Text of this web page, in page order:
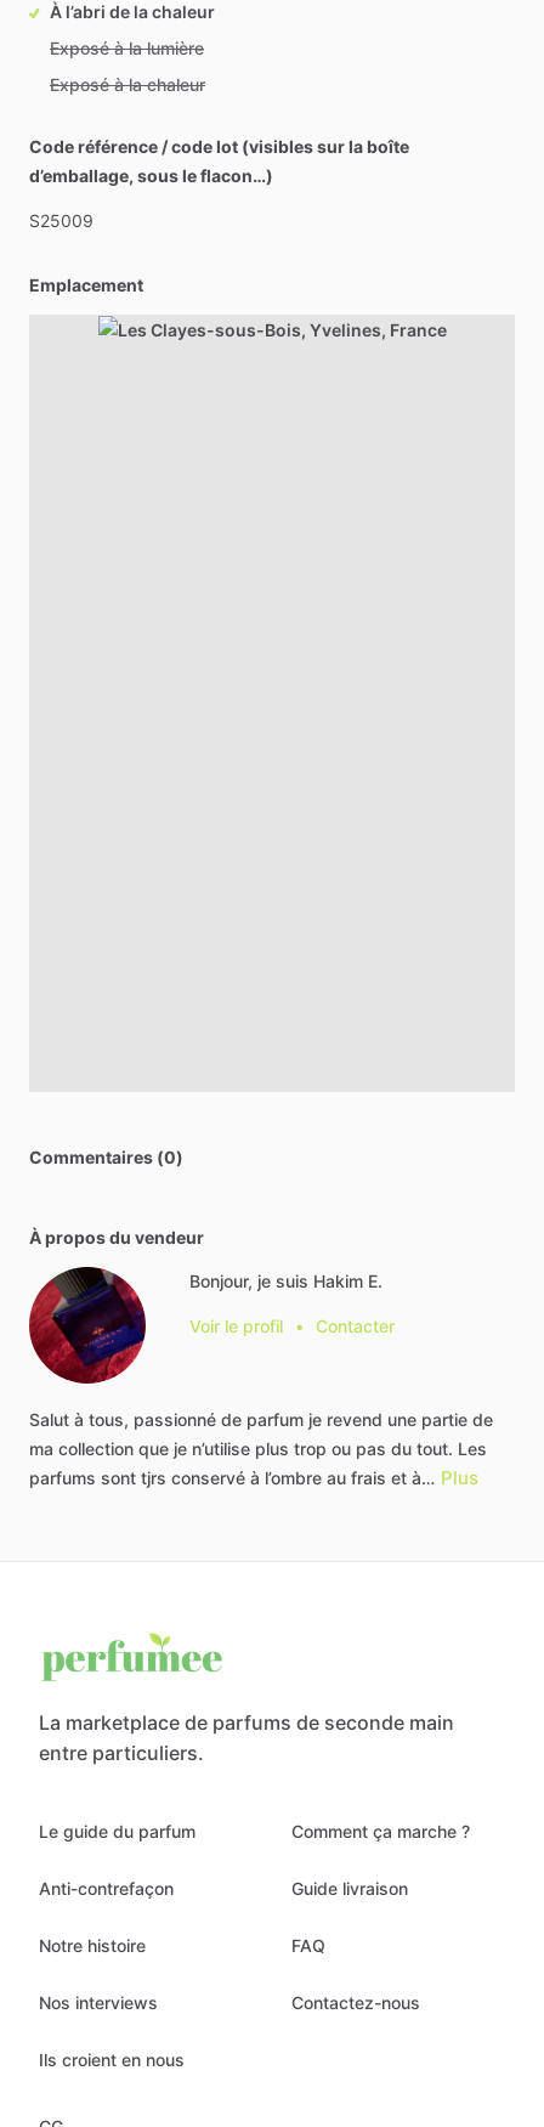
À l’abri de la chaleur
Exposé à la lumière
Exposé à la chaleur
Code référence / code lot (visibles sur la boîte
d’emballage, sous le flacon…)
S25009
Emplacement
Commentaires (0)
À propos du vendeur
Bonjour, je suis Hakim E.
Voir le profil • Contacter
Salut à tous, passionné de parfum je revend une partie de
ma collection que je n’utilise plus trop ou pas du tout. Les
parfums sont tjrs conservé à l’ombre au frais et à… Plus
La marketplace de parfums de seconde main
entre particuliers.
Le guide du parfum
Anti-contrefaçon
Notre histoire
Nos interviews
Ils croient en nous
Comment ça marche ?
Guide livraison
FAQ
Contactez-nous